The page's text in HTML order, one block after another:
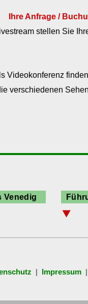
Ihre Anfrage /
stellen Sie
Videokonferenz
verschiedenen
Venedig
⯆
Impressum